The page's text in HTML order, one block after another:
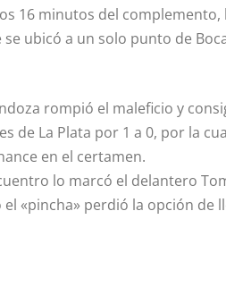
16 minutos del
se ubicó a un solo punto de
rompió el maleficio y
de La Plata por 1 a 0, por la
en el certamen.
lo marcó el delantero
«pincha» perdió la opción de